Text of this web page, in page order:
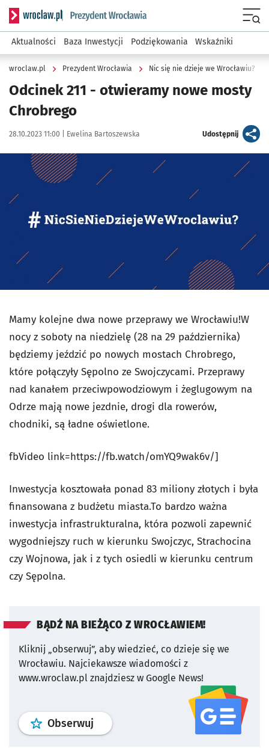
Serwis informacyjny wroclaw.pl podserwis: Prezydent
Aktualności Baza Inwestycji Podziękowania Wskaźniki
wroclaw.pl Prezydent Wrocławia Nic się nie dzieje we Wrocławiu?
Odcinek 211 - otwieramy nowe mosty
Chrobrego
Data publikacji:
28.10.2023 11:00 | Autor:
Ewelina Bartoszewska Udostępnijartykuł
Kliknij, aby powiększyć
Mamy kolejne dwa nowe przeprawy we Wrocławiu!W
nocy z soboty na niedzielę (28 na 29 października)
będziemy jeździć po nowych mostach Chrobrego,
które połączyły Sępolno ze Swojczycami. Przeprawy
nad kanałem przeciwpowodziowym i żeglugowym na
Odrze mają nowe jezdnie, drogi dla rowerów,
chodniki, są ładne oświetlone.
fbVideo link=https://fb.watch/omYQ9wak6v/]
Inwestycja kosztowała ponad 83 miliony złotych i była
finansowana z budżetu miasta.To bardzo ważna
inwestycja infrastrukturalna, która pozwoli zapewnić
wygodniejszy ruch w kierunku Swojczyc, Strachocina
czy Wojnowa, jak i z tych osiedli w kierunku centrum
czy Sępolna.
BĄDŹ NA BIEŻĄCO Z WROCŁAWIEM!
Kliknij „obserwuj”, aby wiedzieć, co dzieje się we
Wrocławiu. Najciekawsze wiadomości z
www.wroclaw.pl znajdziesz w Google News!
Obserwuj profil serwisu